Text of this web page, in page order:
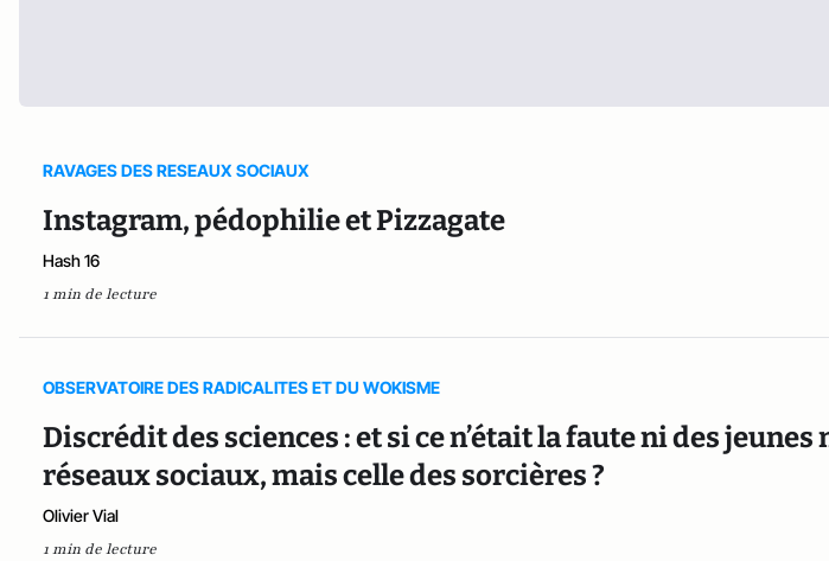
RAVAGES DES RESEAUX SOCIAUX
Instagram, pédophilie et Pizzagate
Hash 16
1 min de lecture
OBSERVATOIRE DES RADICALITES ET DU WOKISME
Discrédit des sciences : et si ce n’était la faute ni des jeunes
réseaux sociaux, mais celle des sorcières ?
Olivier Vial
1 min de lecture